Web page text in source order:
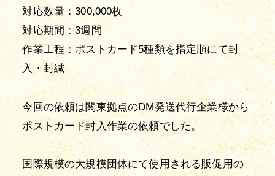
対応数量：300,000枚
対応期間：3週間
作業工程：ポストカード5種類を指定順にて封
入・封緘
今回の依頼は関東拠点のDM発送代行企業様から
ポストカード封入作業の依頼でした。
国際規模の大規模団体にて使用される販促用の